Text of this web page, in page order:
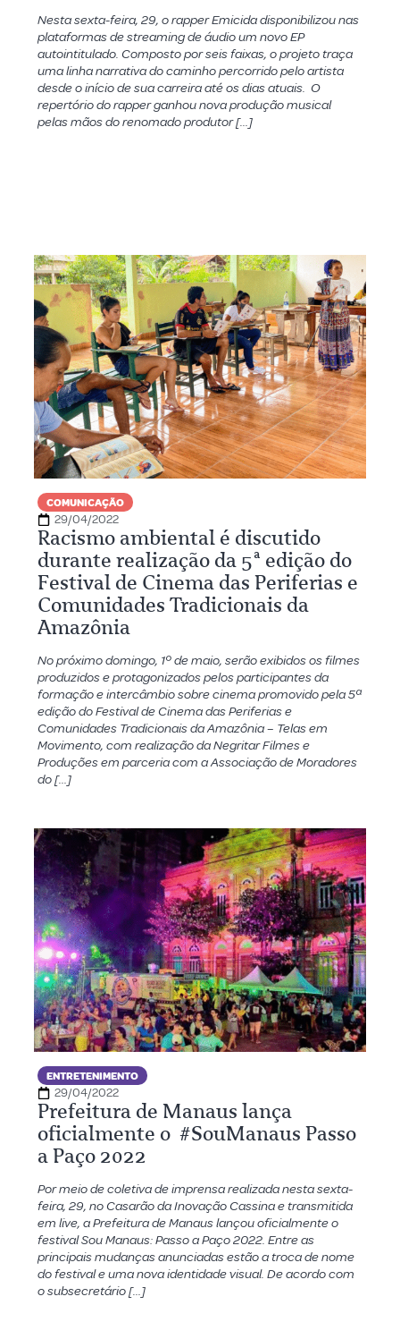
Nesta sexta-feira, 29, o rapper Emicida disponibilizou nas
plataformas de streaming de áudio um novo EP
autointitulado. Composto por seis faixas, o projeto traça
uma linha narrativa do caminho percorrido pelo artista
desde o início de sua carreira até os dias atuais. O
repertório do rapper ganhou nova produção musical
pelas mãos do renomado produtor […]
COMUNICAÇÃO
29/04/2022
Racismo ambiental é discutido
durante realização da 5ª edição do
Festival de Cinema das Periferias e
Comunidades Tradicionais da
Amazônia
No próximo domingo, 1º de maio, serão exibidos os filmes
produzidos e protagonizados pelos participantes da
formação e intercâmbio sobre cinema promovido pela 5ª
edição do Festival de Cinema das Periferias e
Comunidades Tradicionais da Amazônia – Telas em
Movimento, com realização da Negritar Filmes e
Produções em parceria com a Associação de Moradores
do […]
ENTRETENIMENTO
29/04/2022
Prefeitura de Manaus lança
oficialmente o #SouManaus Passo
a Paço 2022
Por meio de coletiva de imprensa realizada nesta sexta-
feira, 29, no Casarão da Inovação Cassina e transmitida
em live, a Prefeitura de Manaus lançou oficialmente o
festival Sou Manaus: Passo a Paço 2022. Entre as
principais mudanças anunciadas estão a troca de nome
do festival e uma nova identidade visual. De acordo com
o subsecretário […]